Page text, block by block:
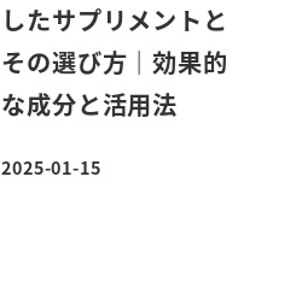
したサプリメントと
その選び方｜効果的
な成分と活用法
投稿日
2025-01-15